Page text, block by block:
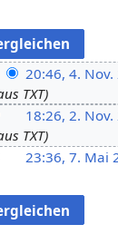
20:46, 4. Nov.
TXT
18:26, 2. Nov.
TXT
23:36, 7. Mai